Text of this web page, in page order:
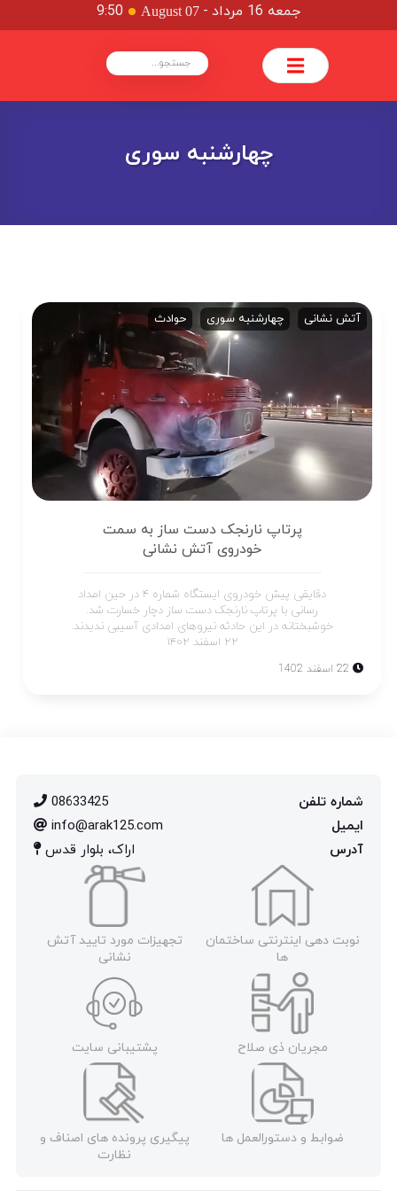
جمعه 16 مرداد -
August 07
9:50
چهارشنبه سوری
آتش نشانی چهارشنبه سوری حوادث
پرتاپ نارنجک دست ساز به سمت
خودروی آتش نشانی
دقایقی پیش خودروی ایستگاه شماره ۴ در حین امداد
رسانی با پرتاپ نارنجک دست ساز دچار خسارت شد.
خوشبختانه در این حادثه نیروهای امدادی آسیبی ندیدند.
۲۲ اسفند ۱۴۰۲
22 اسفند 1402
شماره تلفن
08633425
ایمیل
info@arak125.com
آدرس
اراک، بلوار قدس
نوبت دهی اینترنتی ساختمان
ها
تجهیزات مورد تایید آتش
نشانی
مجریان ذی صلاح پشتیبانی سایت
ضوابط و دستورالعمل ها
پیگیری پرونده های اصناف و
نظارت